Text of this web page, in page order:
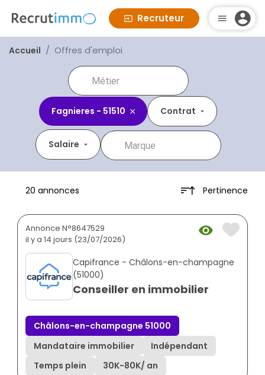
Recruteur
Accueil Offres d'emploi
Fagnieres - 51510 Contrat
Salaire
20 annonces Pertinence
Annonce N°8647529
il y a 14 jours (23/07/2026)
Capifrance - Châlons-en-champagne
(51000)
Conseiller en immobilier
Châlons-en-champagne 51000
Mandataire immobilier
Indépendant
Temps plein
30K-80K/ an